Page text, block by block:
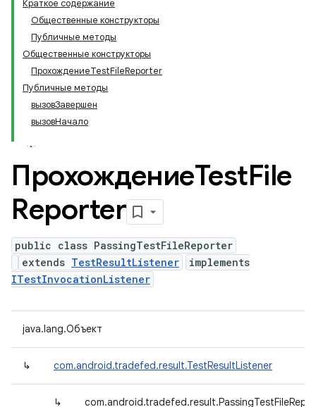
Краткое содержание
Общественные конструкторы
Публичные методы
Общественные конструкторы
ПрохождениеTestFileReporter
Публичные методы
вызовЗавершен
вызовНачало
ПрохождениеTestFile
Reporter
public class PassingTestFileReporter
extends TestResultListener
implements
ITestInvocationListener
java.lang.Объект
↳ com.android.tradefed.result.TestResultListener
↳